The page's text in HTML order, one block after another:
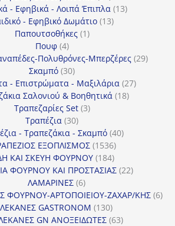
προϊόντα
- Εφηβικά - Λοιπά Έπιπλα 1313
- Εφηβικό Δωμάτιο 1313
Παπουτσοθήκες 11
Πουφ 44
προϊόντα
Πολυθρόνες-Μπερζέρες 2929
Σκαμπό 3030
προϊόντα
- Επιστρώματα - Μαξιλάρια 2727
Σαλονιού & Βοηθητικά 1818
Τραπεζαρίες Set 33
Τραπέζια 3030
προϊόντα
- Τραπεζάκια - Σκαμπό 4040
ΕΞΟΠΛΙΣΜΟΣ 15361536
προϊόντα
ΚΑΙ ΣΚΕΥΗ ΦΟΥΡΝΟΥ 184184
προϊόντα
ΦΟΥΡΝΟΥ ΚΑΙ ΠΡΟΣΤΑΣΙΑΣ 2222
ΛΑΜΑΡΙΝΕΣ 66
προϊόντα
ΦΟΥΡΝΟΥ-ΑΡΤΟΠΟΙΕΙΟΥ-ΖΑΧΑΡ/ΚΗΣ 66
ΛΕΚΑΝΕΣ GASTRONOM 130130
προϊόντα
GN ΑΝΟΞΕΙΔΩΤΕΣ 6363